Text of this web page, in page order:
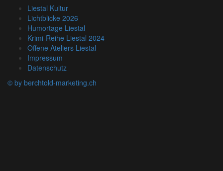
Liestal Kultur
Lichtblicke 2026
Humortage Liestal
Krimi-Reihe Liestal 2024
Offene Ateliers Liestal
Impressum
Datenschutz
© by berchtold-marketing.ch